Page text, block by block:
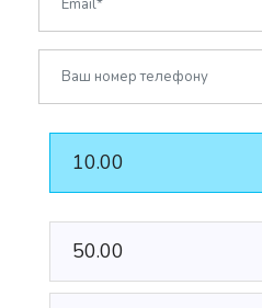
10.00
50.00